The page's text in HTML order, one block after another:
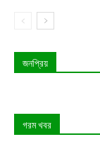
জনপ্রিয়
গরম খবর